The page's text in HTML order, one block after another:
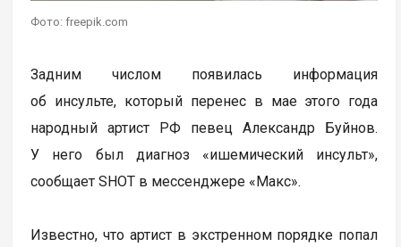
Фото: freepik.com
Задним числом появилась информация
об инсульте, который перенес в мае этого года
народный артист РФ певец Александр Буйнов.
У него был диагноз «ишемический инсульт»,
сообщает SHOT в мессенджере «Макс».
Известно, что артист в экстренном порядке попал